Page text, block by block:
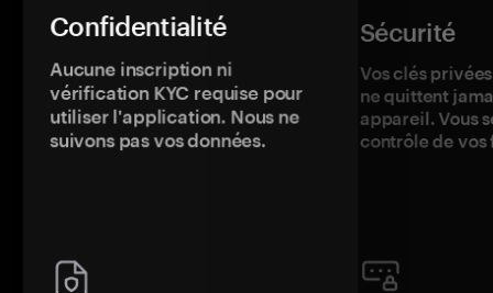
Confidentialité
Aucune inscription ni
vérification KYC requise pour
utiliser l'application. Nous ne
suivons pas vos données.
Sécurité
Vos clés
ne quittent
appareil. Vous
contrôle de vos